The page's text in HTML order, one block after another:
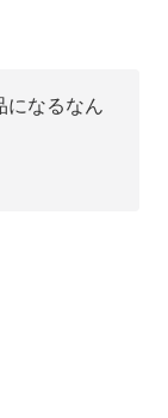
になるなん